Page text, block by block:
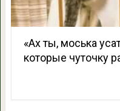
«Ах ты, моська
которые чуточку